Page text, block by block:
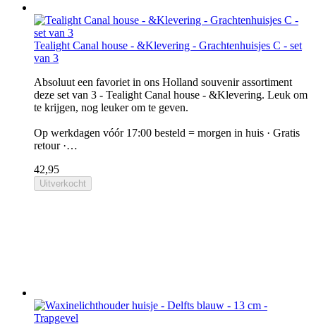
Tealight Canal house - &Klevering - Grachtenhuisjes C - set
van 3
Absoluut een favoriet in ons Holland souvenir assortiment
deze set van 3 - Tealight Canal house - &Klevering. Leuk om
te krijgen, nog leuker om te geven.
Op werkdagen vóór 17:00 besteld = morgen in huis · Gratis
retour ·…
42,95
Uitverkocht